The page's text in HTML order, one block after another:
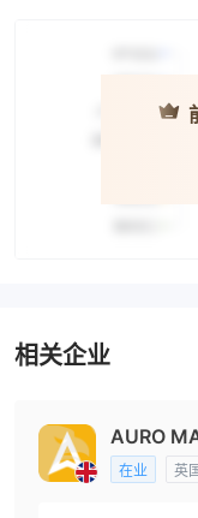
相关企业
AURO
在业 英